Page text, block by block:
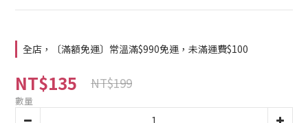
全店，〔滿額免運〕常溫滿$990免運，未滿運費$100
NT$135 NT$199
數量